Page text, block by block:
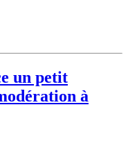
un petit
à